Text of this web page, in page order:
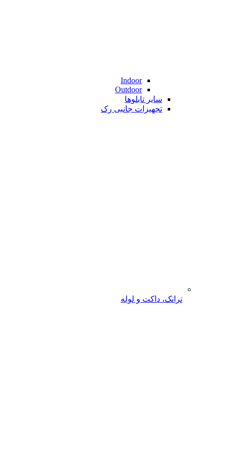
Indoor
Outdoor
سایر تابلوها
تجهیزات جانبی رک
ترانک، داکت و لوله